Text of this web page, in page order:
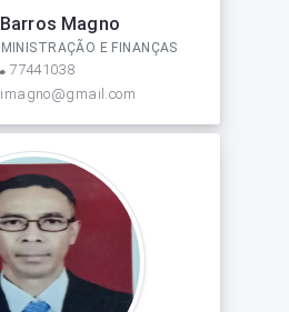
Magno
E FINANÇAS
77441038